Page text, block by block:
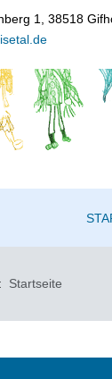
1, 38518
Startseite